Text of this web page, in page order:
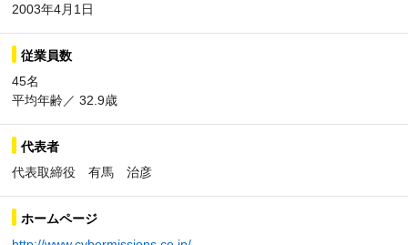
2003年4月1日
従業員数
45名
平均年齢／ 32.9歳
代表者
代表取締役 有馬 治彦
ホームページ